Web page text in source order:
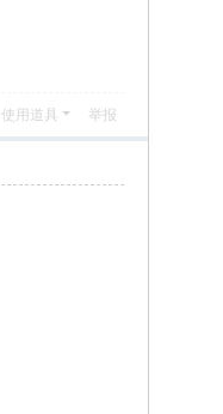
使用道具 举报